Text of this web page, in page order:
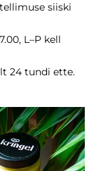
siiski
L–P kell
24 tundi ette.